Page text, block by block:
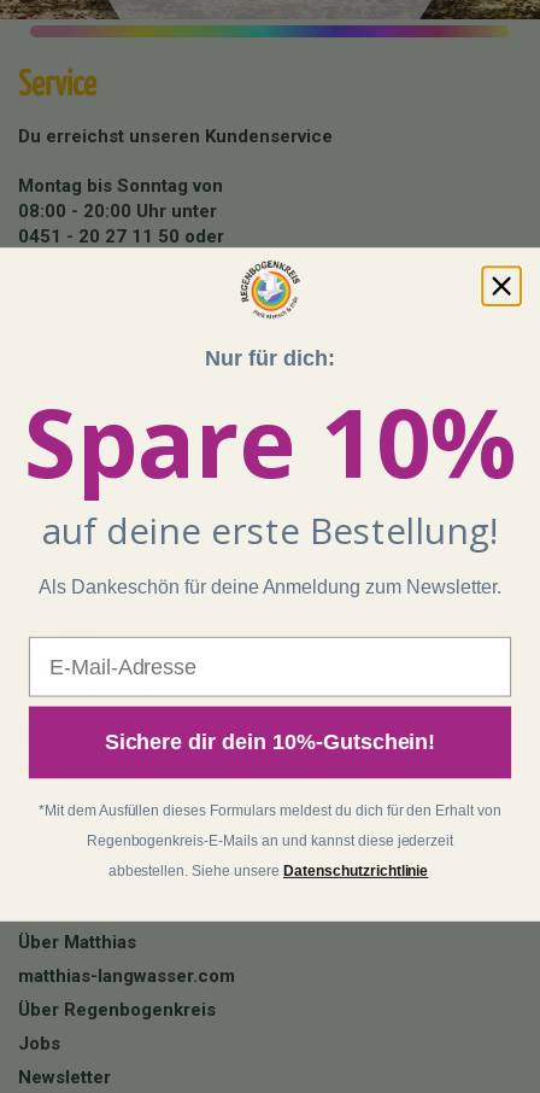
Service
Du erreichst unseren Kundenservice
Montag bis Sonntag von
08:00 - 20:00 Uhr unter
0451 - 20 27 11 50 oder
Buche hier deine kostenfreie Produktberatung mit
Beratungstermin buchen
Unser Shop läuft auf 100 % Ökostrom aus erneuerbaren
Energien!
Shop
Kontakt
Impressum
AGB
Widerrufsrecht
Datenschutz
Zahlung und Versand
Regenbogenkreis
Über Matthias
matthias-langwasser.com
Über Regenbogenkreis
Jobs
Newsletter
Nur für dich:
Spare 10%
auf deine erste Bestellung!
Als Dankeschön für deine Anmeldung zum Newsletter.
Sichere dir dein 10%-Gutschein!
*Mit dem Ausfüllen dieses Formulars meldest du dich für den Erhalt von
Regenbogenkreis-E-Mails an und kannst diese jederzeit
abbestellen. Siehe unsere Datenschutzrichtlinie